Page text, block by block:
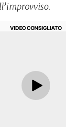
VIDEO CONSIGLIATO